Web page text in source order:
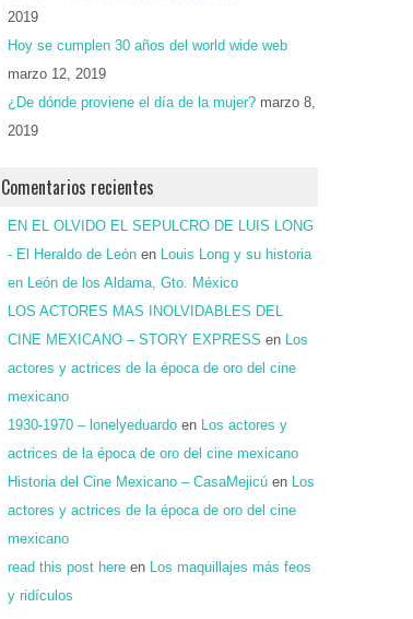
2019
Hoy se cumplen 30 años del world wide web
marzo 12, 2019
¿De dónde proviene el día de la mujer? marzo 8,
2019
Comentarios recientes
EN EL OLVIDO EL SEPULCRO DE LUIS LONG
- El Heraldo de León en Louis Long y su historia
en León de los Aldama, Gto. México
LOS ACTORES MAS INOLVIDABLES DEL
CINE MEXICANO – STORY EXPRESS en Los
actores y actrices de la época de oro del cine
mexicano
1930-1970 – lonelyeduardo en Los actores y
actrices de la época de oro del cine mexicano
Historia del Cine Mexicano – CasaMejicú en Los
actores y actrices de la época de oro del cine
mexicano
read this post here en Los maquillajes más feos
y ridículos